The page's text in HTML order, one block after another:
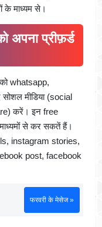
के माध्यम से।
प्रीफ़र्ड
whatsapp,
मीडिया (social
करें। इन free
से कर सकतें हैं।
instagram stories,
post, facebook
फरवरी के मेसेज »